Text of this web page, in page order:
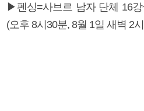
▶펜싱=사브르 남자 단체 16
(오후 8시30분, 8월 1일 새벽 2